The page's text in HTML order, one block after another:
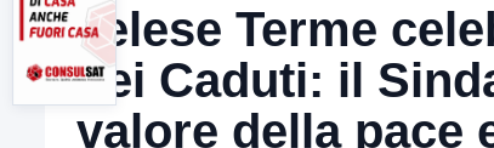
Telese Terme
dei Caduti: il
valore della pace